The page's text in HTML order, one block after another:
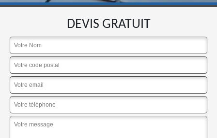
DEVIS GRATUIT